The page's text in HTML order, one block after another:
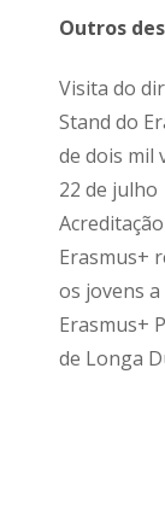
Outros
Visita do
Stand do
de dois mil
22 de julho
Erasmus+
os jovens
Erasmus+
de Longa